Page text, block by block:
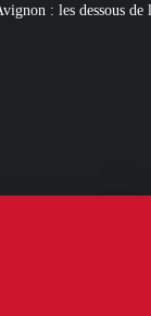
Arnault Un